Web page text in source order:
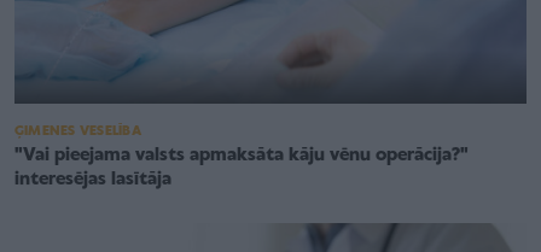
ĢIMENES VESELĪBA
"Vai pieejama valsts apmaksāta kāju vēnu operācija?"
interesējas lasītāja